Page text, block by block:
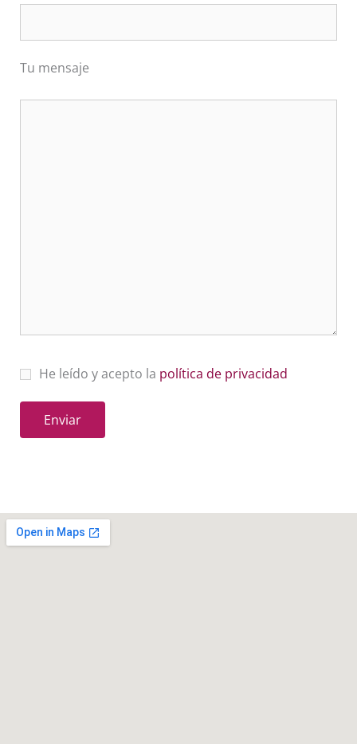
Por favor, deja este campo vacío.
Por favor, deja este campo vacío.
Tu mensaje
He leído y acepto la política de privacidad